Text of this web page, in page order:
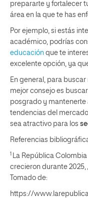
prepararte y fortalecer
área en la que te has
Por ejemplo, si estás
académico, podrías
educación que te
excelente opción, ya
En general, para
mejor consejo es
posgrado y mantenerte
tendencias del
sea atractivo para los
Referencias
1 La República
crecieron durante 2025,
Tomado de:
https://